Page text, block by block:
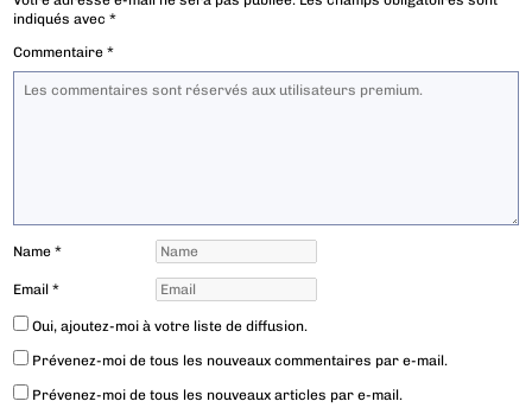
indiqués avec*
Commentaire*
Name*
Email*
Oui, ajoutez-moi à votre liste de diffusion.
Prévenez-moi de tous les nouveaux commentaires par e-mail.
Prévenez-moi de tous les nouveaux articles par e-mail.